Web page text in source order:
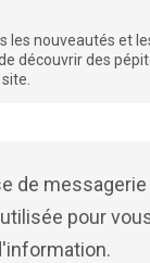
les nouveautés et
découvrir des
de
pour